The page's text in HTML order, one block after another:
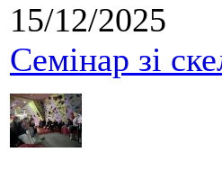
15/12/2025
Семінар зі